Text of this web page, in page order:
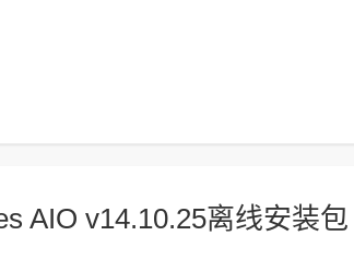
AIO v14.10.25离线安装包